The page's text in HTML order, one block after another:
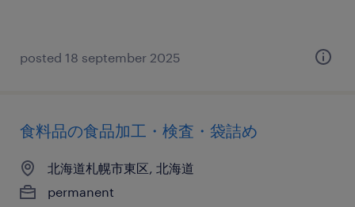
posted 18 september 2025
食料品の食品加工・検査・袋詰め
北海道札幌市東区, 北海道
permanent